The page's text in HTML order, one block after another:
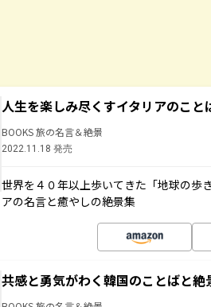
人生を楽しみ尽くすイタリアのこと
BOOKS 旅の名言＆絶景
2022.11.18 発売
世界を４０年以上歩いてきた「地球の歩
アの名言と癒やしの絶景集
共感と勇気がわく韓国のことばと絶